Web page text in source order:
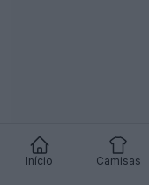
Início Camisas